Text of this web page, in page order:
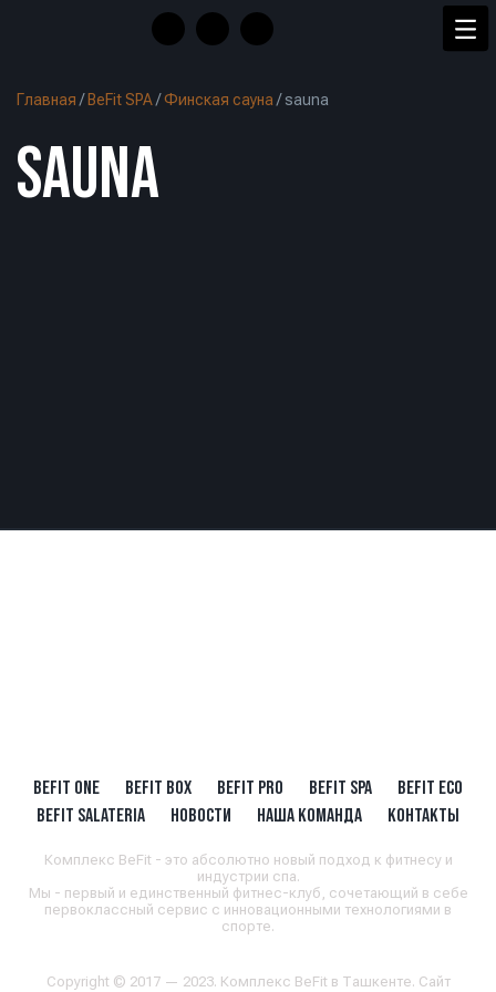
Главная / BeFit SPA/Финская сауна /sauna
SAUNA
BEFIT ONE BEFIT BOX BEFIT PRO BEFIT SPA
BEFIT ECO
BEFIT SALATERIA
НОВОСТИ НАША КОМАНДА КОНТАКТЫ
Комплекс BeFit - это абсолютно новый подход к фитнесу и
индустрии спа.
Мы - первый и единственный фитнес-клуб, сочетающий в себе
первоклассный сервис с инновационными технологиями в
спорте.
Copyright © 2017 — 2023. Комплекс BeFit в Ташкенте. Сайт